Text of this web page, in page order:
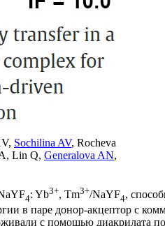
, Sochilina AV, Rocheva
, Lin Q, Generalova AN,
4: Yb3+, Tm3+/NaYF4,
в паре донор-акцептор с
с помощью диакрилата